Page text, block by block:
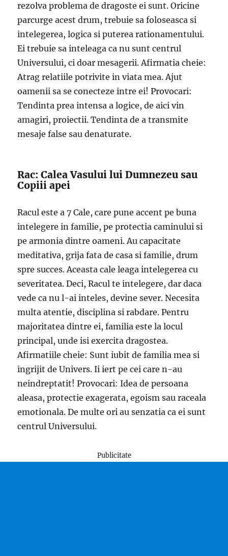
rezolva problema de dragoste ei sunt. Oricine
parcurge acest drum, trebuie sa foloseasca si
intelegerea, logica si puterea rationamentului.
Ei trebuie sa inteleaga ca nu sunt centrul
Universului, ci doar mesagerii. Afirmatia cheie:
Atrag relatiile potrivite in viata mea. Ajut
oamenii sa se conecteze intre ei! Provocari:
Tendinta prea intensa a logice, de aici vin
amagiri, proiectii. Tendinta de a transmite
mesaje false sau denaturate.
Rac: Calea Vasului lui Dumnezeu sau
Copiii apei
Racul este a 7 Cale, care pune accent pe buna
intelegere in familie, pe protectia caminului si
pe armonia dintre oameni. Au capacitate
meditativa, grija fata de casa si familie, drum
spre succes. Aceasta cale leaga intelegerea cu
severitatea. Deci, Racul te intelegere, dar daca
vede ca nu l-ai inteles, devine sever. Necesita
multa atentie, disciplina si rabdare. Pentru
majoritatea dintre ei, familia este la locul
principal, unde isi exercita dragostea.
Afirmatiile cheie: Sunt iubit de familia mea si
ingrijit de Univers. Ii iert pe cei care n-au
neindreptatit! Provocari: Idea de persoana
aleasa, protectie exagerata, egoism sau raceala
emotionala. De multe ori au senzatia ca ei sunt
centrul Universului.
Publicitate